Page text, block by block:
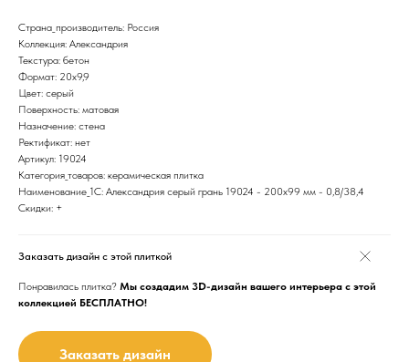
Страна_производитель: Россия
Коллекция: Александрия
Текстура: бетон
Формат: 20x9,9
Цвет: серый
Поверхность: матовая
Назначение: стена
Ректификат: нет
Артикул: 19024
Категория_товаров: керамическая плитка
Наименование_1С: Александрия серый грань 19024 - 200х99 мм - 0,8/38,4
Скидки: +
Заказать дизайн с этой плиткой
Понравилась плитка? Мы создадим 3D-дизайн вашего интерьера с этой
коллекцией БЕСПЛАТНО!
Заказать дизайн